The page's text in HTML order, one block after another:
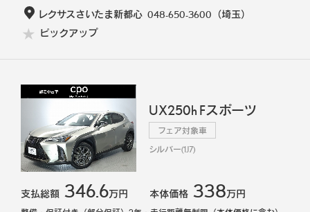
レクサスさいたま新都心 048-650-3600 （埼玉）
ピックアップ
UX250h Fスポーツ
フェア対象車
シルバー(1J7)
支払総額 346.6万円 本体価格 338万円